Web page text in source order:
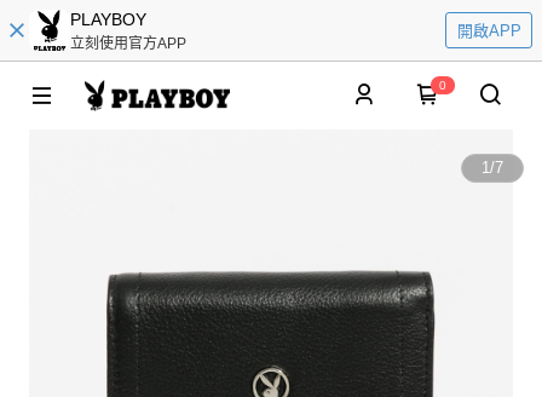
PLAYBOY
立刻使用官方APP
開啟APP
0
1/7